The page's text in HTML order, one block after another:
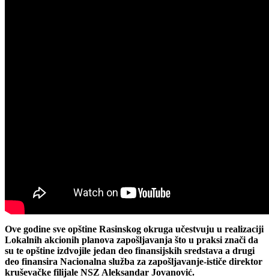
Ove godine sve opštine Rasinskog okruga učestvuju u realizaciji
Lokalnih akcionih planova zapošljavanja što u praksi znači da
su te opštine izdvojile jedan deo finansijskih sredstava a drugi
deo finansira Nacionalna služba za zapošljavanje-ističe direktor
kruševačke filijale NSZ Aleksandar Jovanović.